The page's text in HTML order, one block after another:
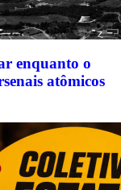
enquanto o
atômicos